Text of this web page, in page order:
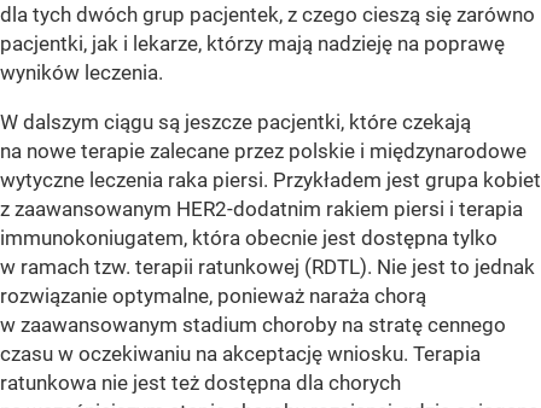
dla tych dwóch grup pacjentek, z czego cieszą się zarówno
pacjentki, jak i lekarze, którzy mają nadzieję na poprawę
wyników leczenia.
W dalszym ciągu są jeszcze pacjentki, które czekają
na nowe terapie zalecane przez polskie i międzynarodowe
wytyczne leczenia raka piersi. Przykładem jest grupa kobiet
z zaawansowanym HER2-dodatnim rakiem piersi i terapia
immunokoniugatem, która obecnie jest dostępna tylko
w ramach tzw. terapii ratunkowej (RDTL). Nie jest to jednak
rozwiązanie optymalne, ponieważ naraża chorą
w zaawansowanym stadium choroby na stratę cennego
czasu w oczekiwaniu na akceptację wniosku. Terapia
ratunkowa nie jest też dostępna dla chorych